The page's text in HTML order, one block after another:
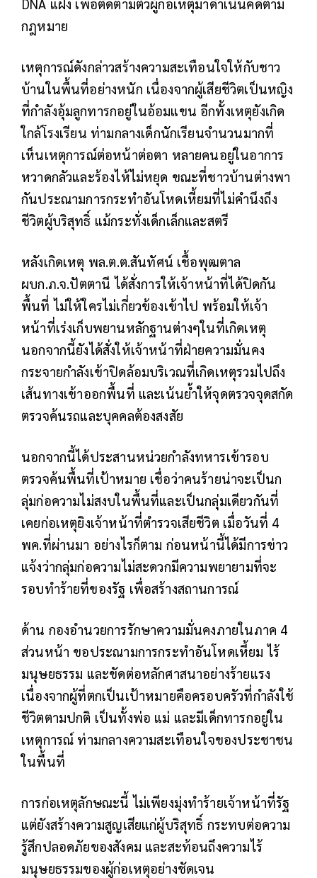
DNA แฝง เพื่อติดตามตัวผู้ก่อเหตุมาดำเนินคดีตาม
กฎหมาย
เหตุการณ์ดังกล่าวสร้างความสะเทือนใจให้กับชาว
บ้านในพื้นที่อย่างหนัก เนื่องจากผู้เสียชีวิตเป็นหญิง
ที่กำลังอุ้มลูกทารกอยู่ในอ้อมแขน อีกทั้งเหตุยังเกิด
ใกล้โรงเรียน ท่ามกลางเด็กนักเรียนจำนวนมากที่
เห็นเหตุการณ์ต่อหน้าต่อตา หลายคนอยู่ในอาการ
หวาดกลัวและร้องไห้ไม่หยุด ขณะที่ชาวบ้านต่างพา
กันประณามการกระทำอันโหดเหี้ยมที่ไม่คำนึงถึง
ชีวิตผู้บริสุทธิ์ แม้กระทั่งเด็กเล็กและสตรี
หลังเกิดเหตุ พล.ต.ต.สันทัศน์ เชื้อพุฒตาล
ผบก.ภ.จ.ปัตตานี ได้สั่งการให้เจ้าหน้าที่ได้ปิดกัน
พื้นที่ ไม่ให้ใครไม่เกี่ยวข้องเข้าไป พร้อมให้เจ้า
หน้าที่เร่งเก็บพยานหลักฐานต่างๆในที่เกิดเหตุ
นอกจากนี้ยังได้สั่งให้เจ้าหน้าที่ฝ่ายความมั่นคง
กระจายกำลังเข้าปิดล้อมบริเวณที่เกิดเหตุรวมไปถึง
เส้นทางเข้าออกพื้นที่ และเน้นย้ำให้จุดตรวจจุดสกัด
ตรวจค้นรถและบุคคลต้องสงสัย
นอกจากนี้ได้ประสานหน่วยกำลังทหารเข้ารอบ
ตรวจค้นพื้นที่เป้าหมาย เชื่อว่าคนร้ายน่าจะเป็นก
ลุ่มก่อความไม่สงบในพื้นที่และเป็นกลุ่มเดียวกันที่
เคยก่อเหตุยิงเจ้าหน้าที่ตำรวจเสียชีวิต เมื่อวันที่ 4
พค.ที่ผ่านมา อย่างไรก็ตาม ก่อนหน้านี้ได้มีการข่าว
แจ้งว่ากลุ่มก่อความไม่สะดวกมีความพยายามที่จะ
รอบทำร้ายที่ของรัฐ เพื่อสร้างสถานการณ์
ด้าน กองอำนวยการรักษาความมั่นคงภายในภาค 4
ส่วนหน้า ขอประณามการกระทำอันโหดเหี้ยม ไร้
มนุษยธรรม และขัดต่อหลักศาสนาอย่างร้ายแรง
เนื่องจากผู้ที่ตกเป็นเป้าหมายคือครอบครัวที่กำลังใช้
ชีวิตตามปกติ เป็นทั้งพ่อ แม่ และมีเด็กทารกอยู่ใน
เหตุการณ์ ท่ามกลางความสะเทือนใจของประชาชน
ในพื้นที่
การก่อเหตุลักษณะนี้ ไม่เพียงมุ่งทำร้ายเจ้าหน้าที่รัฐ
แต่ยังสร้างความสูญเสียแก่ผู้บริสุทธิ์ กระทบต่อความ
รู้สึกปลอดภัยของสังคม และสะท้อนถึงความไร้
มนุษยธรรมของผู้ก่อเหตุอย่างชัดเจน